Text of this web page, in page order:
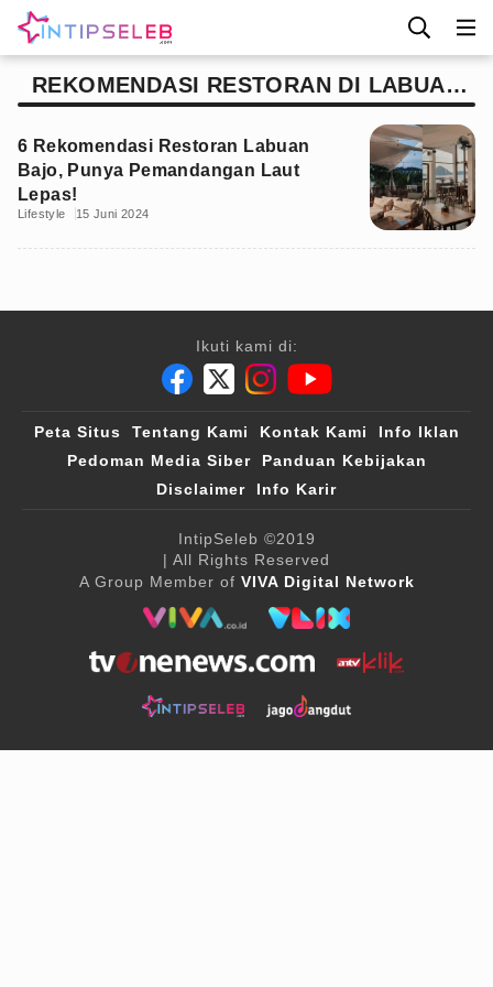
REKOMENDASI RESTORAN DI LABUAN
BAJO
6 Rekomendasi Restoran Labuan
Bajo, Punya Pemandangan Laut
Lepas!
Lifestyle 15 Juni 2024
Ikuti kami di:
Peta Situs Tentang Kami Kontak Kami
Info Iklan
Pedoman Media Siber
Panduan Kebijakan
Disclaimer
Info Karir
IntipSeleb ©2019
| All Rights Reserved
A Group Member of VIVA Digital Network